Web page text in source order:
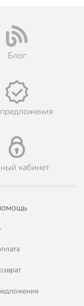
Блог
кабинет